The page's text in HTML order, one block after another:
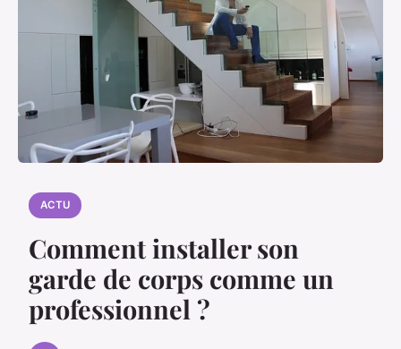
ACTU
Comment installer son
garde de corps comme un
professionnel ?